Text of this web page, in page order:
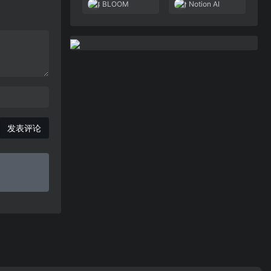
发表评论
BLOOM Notion AI